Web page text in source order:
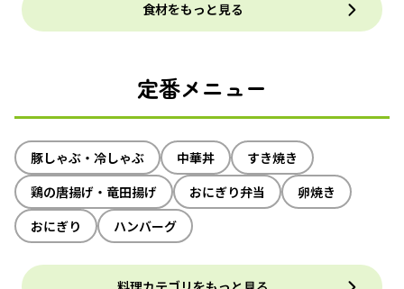
食材をもっと見る
定番メニュー
豚しゃぶ・冷しゃぶ 中華丼
すき焼き
鶏の唐揚げ・竜田揚げ
おにぎり弁当
卵焼き
おにぎり
ハンバーグ